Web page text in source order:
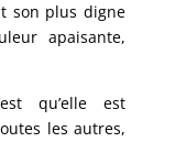
son plus digne
apaisante,
qu’elle est
les autres,